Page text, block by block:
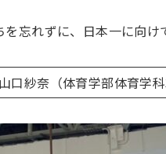
忘れずに、日本一に向け
紗奈（体育学部体育学科